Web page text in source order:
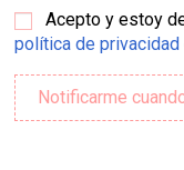
Acepto y estoy
política de privacidad